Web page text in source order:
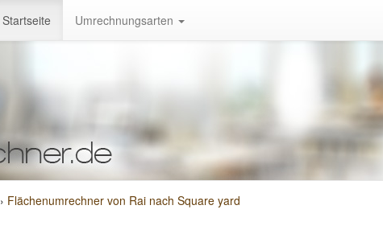
Startseite Umrechnungsarten
› Flächenumrechner von Rai nach Square yard